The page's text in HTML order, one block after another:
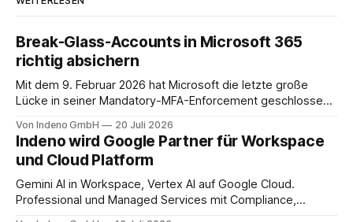
Break-Glass-Accounts in Microsoft 365
richtig absichern
Mit dem 9. Februar 2026 hat Microsoft die letzte große
Lücke in seiner Mandatory-MFA-Enforcement geschlossen.
Microsoft 365 Admin Center anmeldet, einen zweiten
Faktor nachweisen. Für das Entra Admin Center, das Azure-
Portal und das Intune Admin Center gilt das
Von Indeno GmbH 20 Juli 2026
Indeno wird Google Partner für Workspace
und Cloud Platform
Gemini AI in Workspace, Vertex AI auf Google Cloud.
Professional und Managed Services mit Compliance,